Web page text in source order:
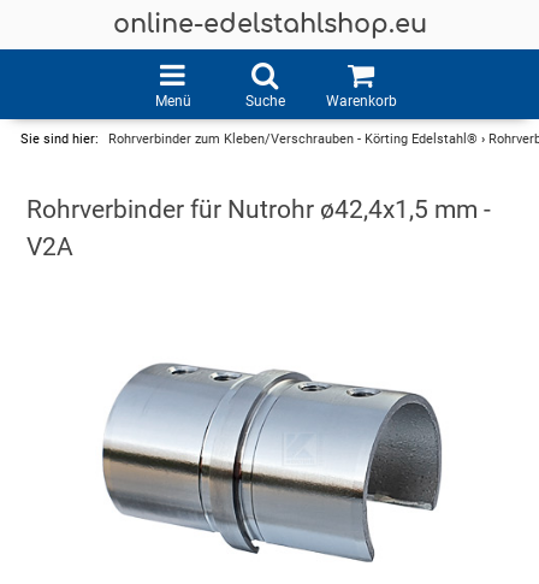
online-edelstahlshop.eu
Menü Suche Warenkorb
Sie sind hier: Rohrverbinder zum Kleben/Verschrauben - Körting Edelstahl® ›
Rohrverbinder für Nutrohr ø42,4x1,5 mm -
V2A